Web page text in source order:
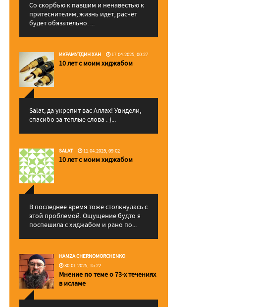
Со скорбью к павшим и ненавестью к
притеснителям, жизнь идет, расчет
будет обязательно. ...
ИКРАМУТДИН ХАН 17.04.2025, 00:27
10 лет с моим хиджабом
Salat, да укрепит вас Аллаx! Увидели,
спасибо за теплые слова :-)...
SALAT 11.04.2025, 09:02
10 лет с моим хиджабом
В последнее время тоже столкнулась с
этой проблемой. Ощущение будто я
поспешила с хиджабом и рано по...
HAMZA CHERNOMORCHENKO
30.01.2025, 15:22
Мнение по теме о 73-х течениях
в исламе